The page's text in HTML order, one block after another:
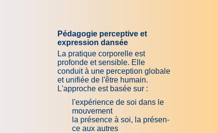
Pédagogie perceptive et
expression dansée
La pra­ti­que cor­po­rel­le est
profonde et sensible. Elle
conduit à une per­cep­tion glo­ba­le
et uni­fiée de l'être hu­main.
L'ap­pro­che est ba­sée sur :
l'expérience de soi dans le
mou­ve­ment
la présence à soi, la pré­sen­
ce aux au­tres